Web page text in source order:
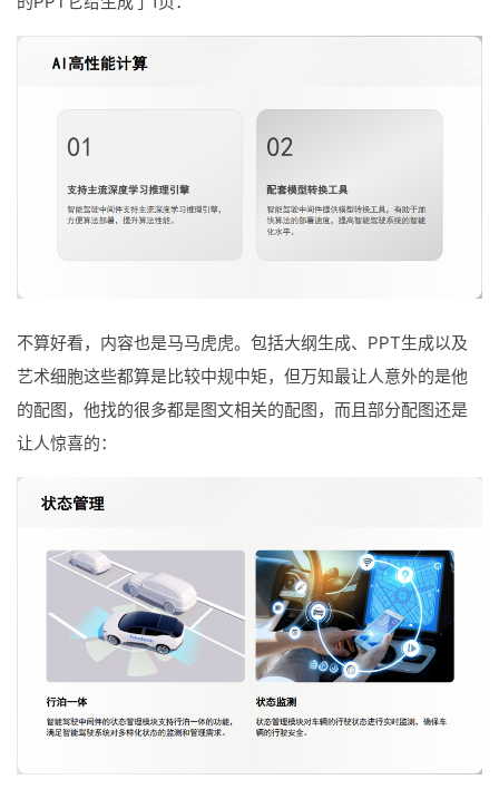
不算好看，内容也是马马虎虎。包括大纲生成、PPT生成以及
艺术细胞这些都算是比较中规中矩，但万知最让人意外的是他
的配图，他找的很多都是图文相关的配图，而且部分配图还是
让人惊喜的：